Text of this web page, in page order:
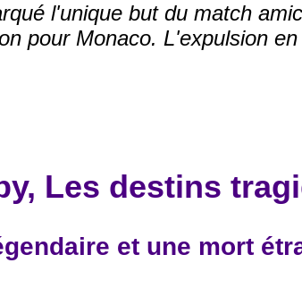
l'unique but du match
pour Monaco. L'expulsion
Les destins
et une mort